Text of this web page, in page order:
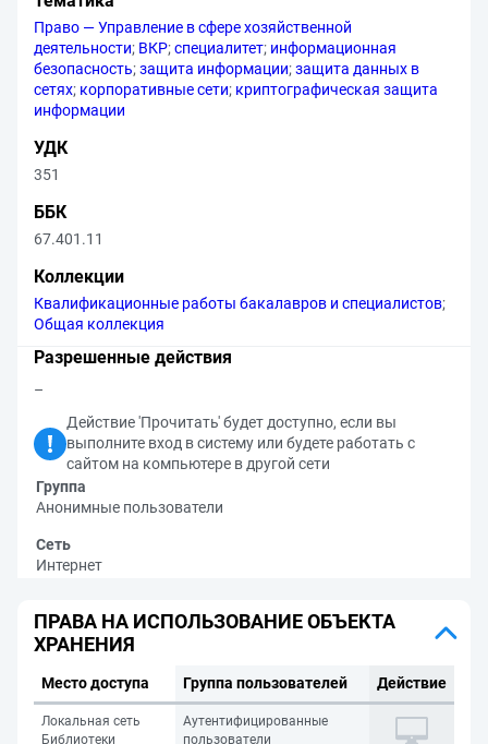
Право — Управление в сфере хозяйственной
деятельности; ВКР;специалитет; информационная
безопасность;защита информации;защита данных в
сетях; корпоративные сети; криптографическая защита
информации
УДК
351
ББК
67.401.11
Коллекции
Квалификационные работы бакалавров и специалистов;
Общая коллекция
Разрешенные действия
–
Действие 'Прочитать' будет доступно, если вы
выполните вход в систему или будете работать с
сайтом на компьютере в другой сети
Группа
Анонимные пользователи
Сеть
Интернет
ПРАВА НА ИСПОЛЬЗОВАНИЕ ОБЪЕКТА
ХРАНЕНИЯ
Место доступа Группа пользователей Действие
Локальная сеть
Библиотеки
Аутентифицированные
пользователи